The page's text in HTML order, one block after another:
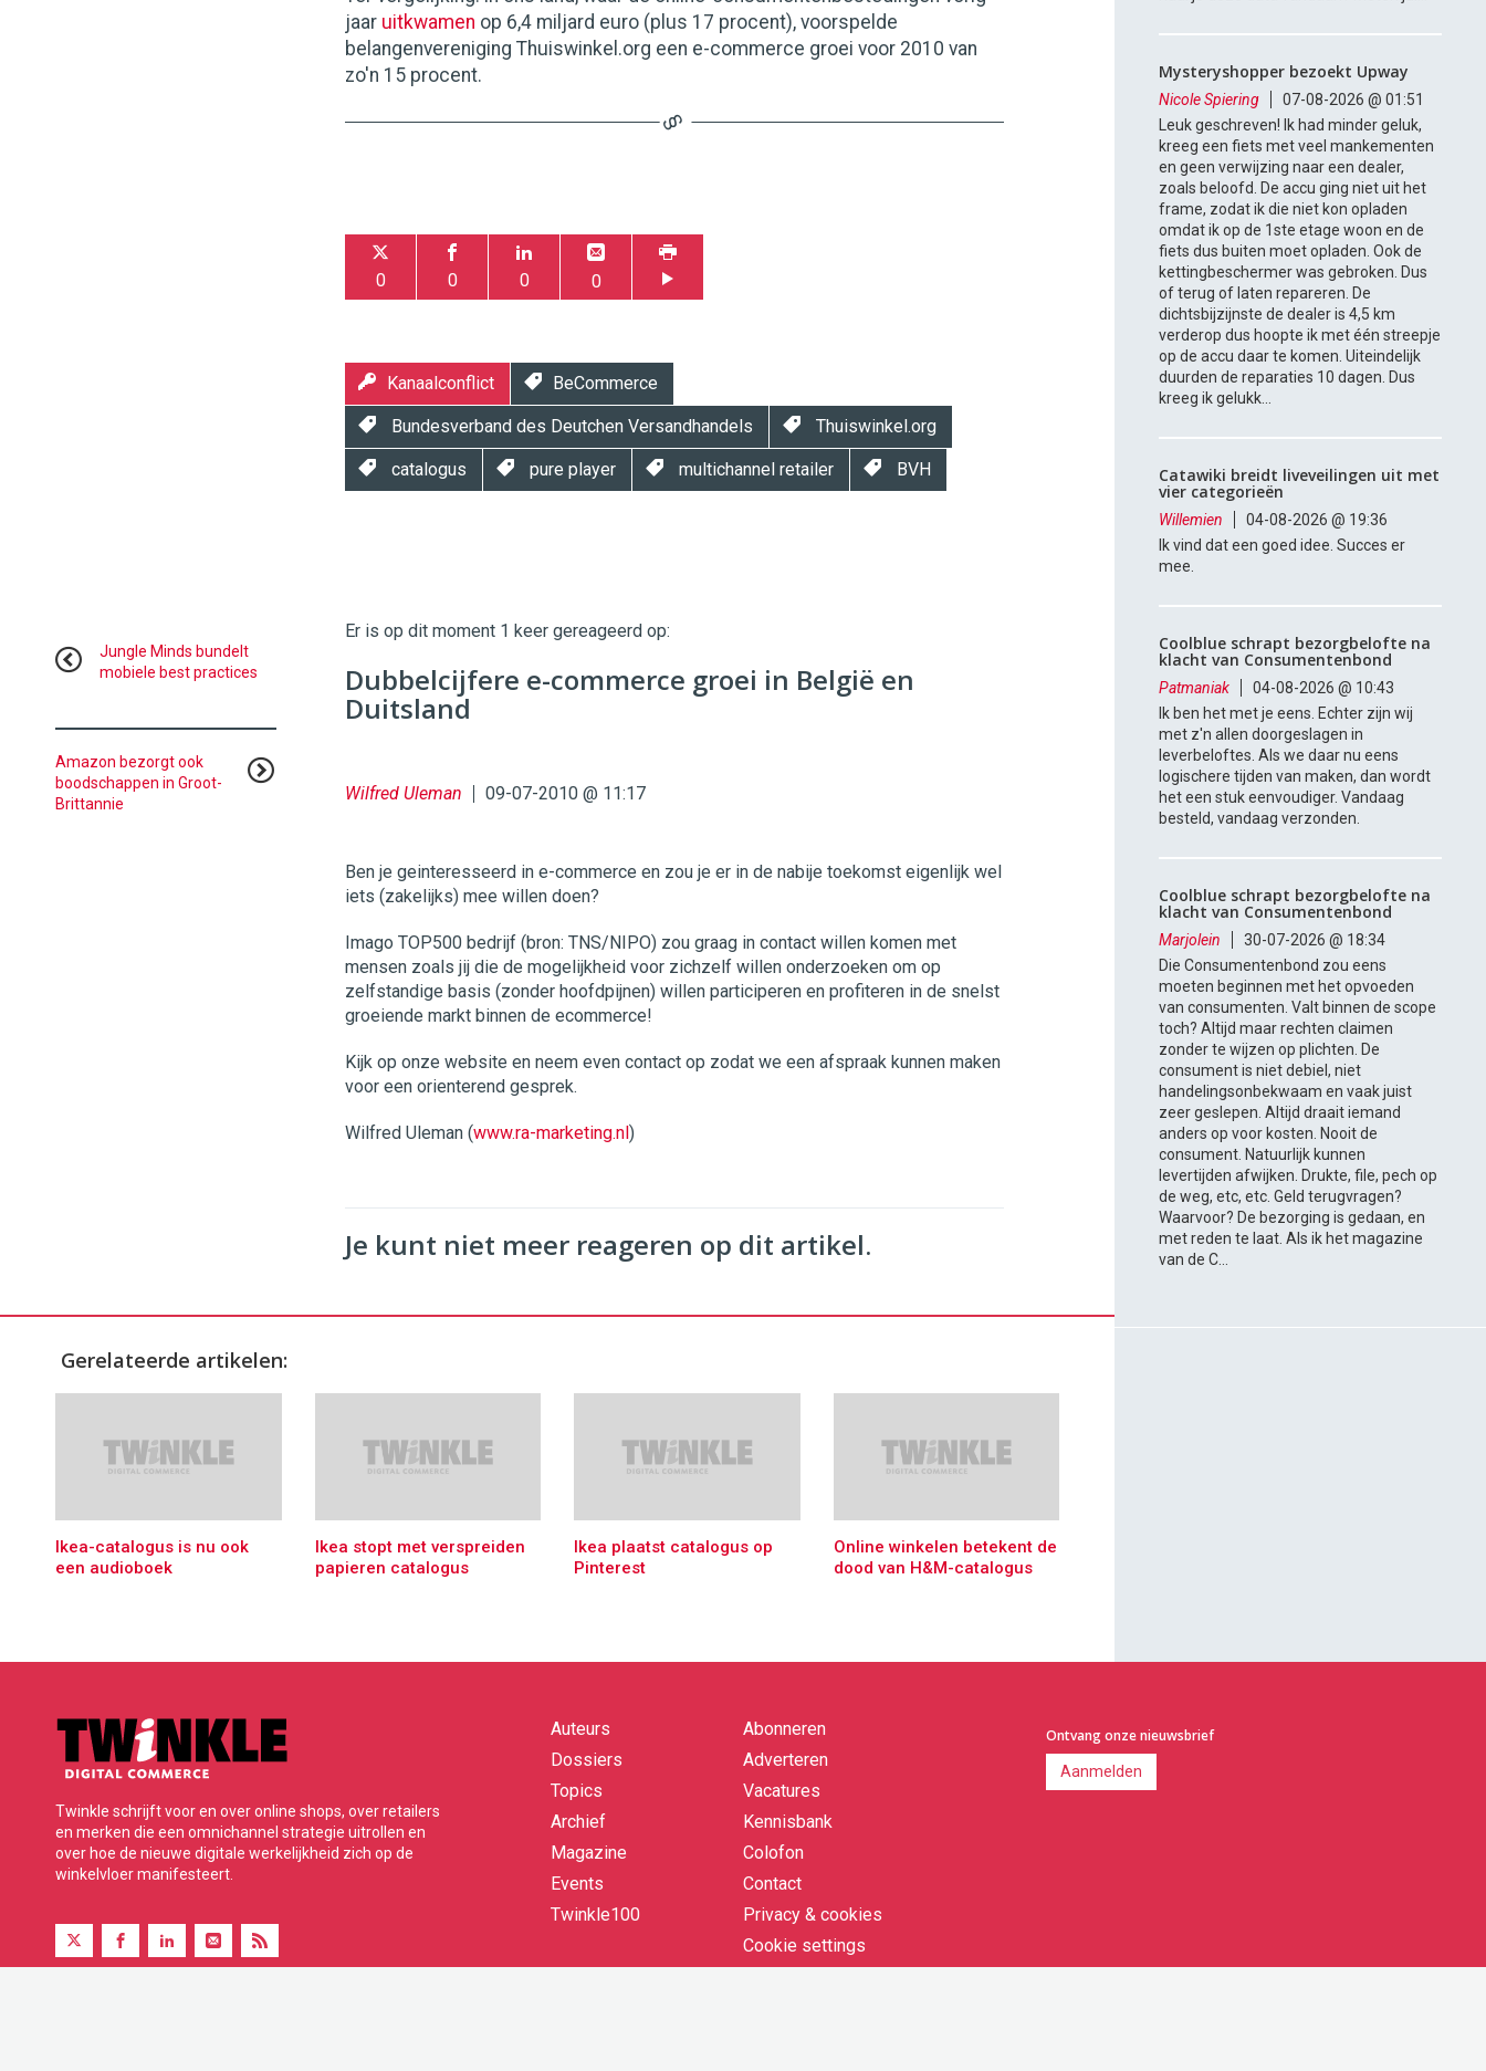
jaar uitkwamen op 6,4 miljard euro (plus 17 procent), voorspelde
belangenvereniging Thuiswinkel.org een e-commerce groei voor 2010 van
zo'n 15 procent.
0 0 0 0
Kanaalconflict BeCommerce
Bundesverband des Deutchen Versandhandels Thuiswinkel.org
catalogus pure player multichannel retailer BVH
Digital
96 54
Er is op dit moment 1 keer gereageerd op:
Dubbelcijfere e-commerce groei in België en
Duitsland
Wilfred Uleman 09-07-2010 @ 11:17
Ben je geinteresseerd in e-commerce en zou je er in de nabije toekomst eigenlijk wel
iets (zakelijks) mee willen doen?
Imago TOP500 bedrijf (bron: TNS/NIPO) zou graag in contact willen komen met
mensen zoals jij die de mogelijkheid voor zichzelf willen onderzoeken om op
zelfstandige basis (zonder hoofdpijnen) willen participeren en profiteren in de snelst
groeiende markt binnen de ecommerce!
Kijk op onze website en neem even contact op zodat we een afspraak kunnen maken
voor een orienterend gesprek.
Wilfred Uleman (www.ra-marketing.nl)
Je kunt niet meer reageren op dit artikel.
Jungle Minds bundelt
mobiele best practices
Amazon bezorgt ook
boodschappen in Groot-
Brittannie
Gerelateerde artikelen:
Ikea-catalogus is nu ook
een audioboek
Ikea stopt met verspreiden
papieren catalogus
Ikea plaatst catalogus op
Pinterest
Online winkelen betekent de
dood van H&M-catalogus
Mysteryshopper bezoekt Upway
Nicole Spiering
07-08-2026 @ 01:51
Leuk geschreven! Ik had minder geluk,
kreeg een fiets met veel mankementen
en geen verwijzing naar een dealer,
zoals beloofd. De accu ging niet uit het
frame, zodat ik die niet kon opladen
omdat ik op de 1ste etage woon en de
fiets dus buiten moet opladen. Ook de
kettingbeschermer was gebroken. Dus
of terug of laten repareren. De
dichtsbijzijnste de dealer is 4,5 km
verderop dus hoopte ik met één streepje
op de accu daar te komen. Uiteindelijk
duurden de reparaties 10 dagen. Dus
kreeg ik gelukk...
Catawiki breidt liveveilingen uit met
vier categorieën
Willemien
04-08-2026 @ 19:36
Ik vind dat een goed idee. Succes er
mee.
Coolblue schrapt bezorgbelofte na
klacht van Consumentenbond
Patmaniak
04-08-2026 @ 10:43
Ik ben het met je eens. Echter zijn wij
met z'n allen doorgeslagen in
leverbeloftes. Als we daar nu eens
logischere tijden van maken, dan wordt
het een stuk eenvoudiger. Vandaag
besteld, vandaag verzonden.
Coolblue schrapt bezorgbelofte na
klacht van Consumentenbond
Marjolein
30-07-2026 @ 18:34
Die Consumentenbond zou eens
moeten beginnen met het opvoeden
van consumenten. Valt binnen de scope
toch? Altijd maar rechten claimen
zonder te wijzen op plichten. De
consument is niet debiel, niet
handelingsonbekwaam en vaak juist
zeer geslepen. Altijd draait iemand
anders op voor kosten. Nooit de
consument. Natuurlijk kunnen
levertijden afwijken. Drukte, file, pech op
de weg, etc, etc. Geld terugvragen?
Waarvoor? De bezorging is gedaan, en
met reden te laat. Als ik het magazine
van de C...
Twinkle schrijft voor en over online shops, over retailers
en merken die een omnichannel strategie uitrollen en
over hoe de nieuwe digitale werkelijkheid zich op de
winkelvloer manifesteert.
Quick
links
Auteurs
Dossiers
Topics
Archief
Magazine
Events
Twinkle100
Abonneren
Adverteren
Vacatures
Kennisbank
Colofon
Contact
Privacy & cookies
Cookie settings
Ontvang onze nieuwsbrief
Aanmelden